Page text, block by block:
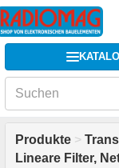
Produkte >
Lineare Filter,